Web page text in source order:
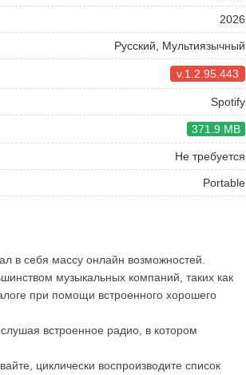
2026
Русский, Мультиязычный
v.1.2.95.443
Spotify
371.9 MB
Не требуется
Portable
в себя массу онлайн возможностей.
музыкальных компаний, таких как
при помощи встроенного хорошего
встроенное радио, в котором
циклически воспроизводите список